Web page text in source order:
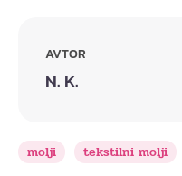
AVTOR
N. K.
molji tekstilni molji